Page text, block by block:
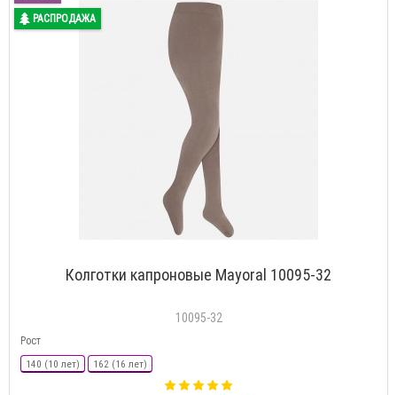
РАСПРОДАЖА
Колготки капроновые Mayoral 10095-32
10095-32
Рост
140 (10 лет) 162 (16 лет)